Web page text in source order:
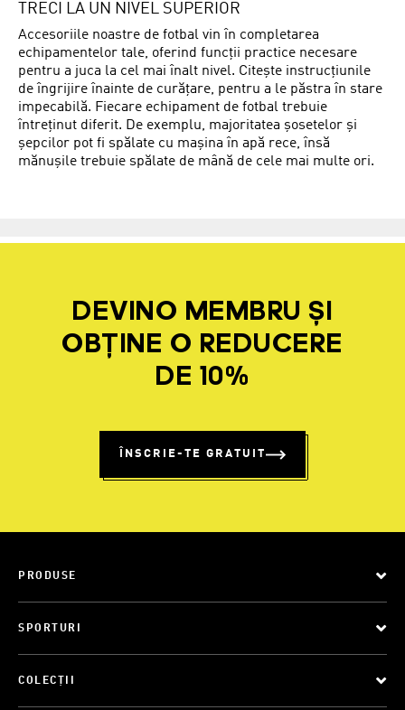
TRECI LA UN NIVEL SUPERIOR
Accesoriile noastre de fotbal vin în completarea
echipamentelor tale, oferind funcții practice necesare
pentru a juca la cel mai înalt nivel. Citește instrucțiunile
de îngrijire înainte de curățare, pentru a le păstra în stare
impecabilă. Fiecare echipament de fotbal trebuie
întreținut diferit. De exemplu, majoritatea șosetelor și
șepcilor pot fi spălate cu mașina în apă rece, însă
mănușile trebuie spălate de mână de cele mai multe ori.
DEVINO MEMBRU ȘI
OBȚINE O REDUCERE
DE 10%
ÎNSCRIE-TE GRATUIT
PRODUSE
SPORTURI
COLECȚII